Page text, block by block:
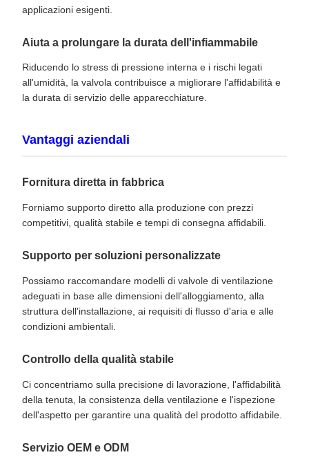
applicazioni esigenti.
Aiuta a prolungare la durata dell'infiammabile
Riducendo lo stress di pressione interna e i rischi legati
all'umidità, la valvola contribuisce a migliorare l'affidabilità e
la durata di servizio delle apparecchiature.
Vantaggi aziendali
Fornitura diretta in fabbrica
Forniamo supporto diretto alla produzione con prezzi
competitivi, qualità stabile e tempi di consegna affidabili.
Supporto per soluzioni personalizzate
Possiamo raccomandare modelli di valvole di ventilazione
adeguati in base alle dimensioni dell'alloggiamento, alla
struttura dell'installazione, ai requisiti di flusso d'aria e alle
condizioni ambientali.
Controllo della qualità stabile
Ci concentriamo sulla precisione di lavorazione, l'affidabilità
della tenuta, la consistenza della ventilazione e l'ispezione
dell'aspetto per garantire una qualità del prodotto affidabile.
Servizio OEM e ODM